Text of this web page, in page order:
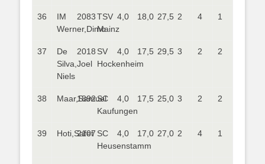
36
IM
Werner,Dimo
2083TSV
Mainz
4,0 18,0 27,5 2 4 1
37
De
Silva,Joel
Niels
2018 SV
Hockenheim
4,0 17,5 29,5 3 2 2
38 Maar,Samuel
1892 SC
Kaufungen
4,0 17,5 25,0 3 2 2
39 Hoti,Safet
2107 SC
Heusenstamm
4,0 17,0 27,0 2 4 1